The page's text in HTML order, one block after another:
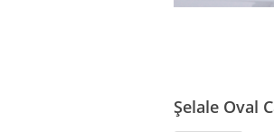
Şelale Oval